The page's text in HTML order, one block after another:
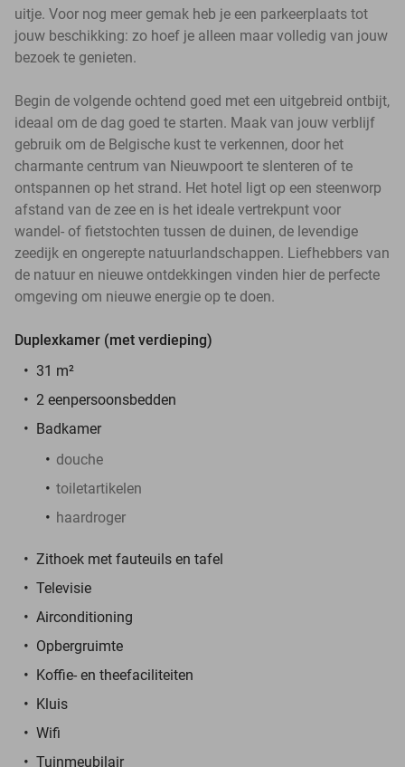
uitje. Voor nog meer gemak heb je een parkeerplaats tot
jouw beschikking: zo hoef je alleen maar volledig van jouw
bezoek te genieten.
Begin de volgende ochtend goed met een uitgebreid ontbijt,
ideaal om de dag goed te starten. Maak van jouw verblijf
gebruik om de Belgische kust te verkennen, door het
charmante centrum van Nieuwpoort te slenteren of te
ontspannen op het strand. Het hotel ligt op een steenworp
afstand van de zee en is het ideale vertrekpunt voor
wandel- of fietstochten tussen de duinen, de levendige
zeedijk en ongerepte natuurlandschappen. Liefhebbers van
de natuur en nieuwe ontdekkingen vinden hier de perfecte
omgeving om nieuwe energie op te doen.
Duplexkamer (met verdieping)
31 m²
2 eenpersoonsbedden
Badkamer
douche
toiletartikelen
haardroger
Zithoek met fauteuils en tafel
Televisie
Airconditioning
Opbergruimte
Koffie- en theefaciliteiten
Kluis
Wifi
Tuinmeubilair